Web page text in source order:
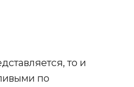
то и
по